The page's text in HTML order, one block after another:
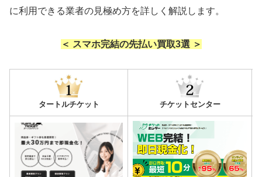
に利用できる業者の見極め方を詳しく解説します。
＜ スマホ完結の先払い買取3選 ＞
タートルチケット チケットセンター